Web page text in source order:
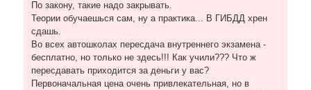
По закону, такие надо закрывать.
Теории обучаешься сам, ну а практика... В ГИБДД хрен
сдашь.
Во всех автошколах пересдача внутреннего экзамена -
бесплатно, но только не здесь!!! Как учили??? Что ж
пересдавать приходится за деньги у вас?
Первоначальная цена очень привлекательная, но в